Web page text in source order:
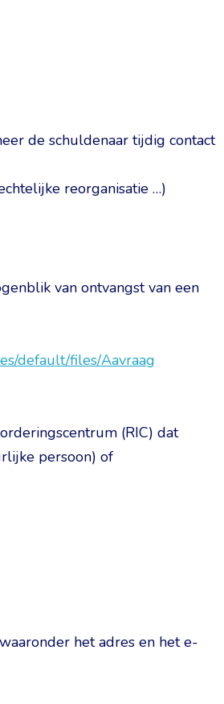
de schuldenaar tijdig contact
reorganisatie …)
van ontvangst van een
default/files/Aavraag
(RIC) dat
persoon) of
het adres en het e-